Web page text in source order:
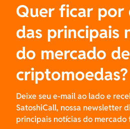
Quer ficar por
das principais
do mercado de
criptomoedas?
Deixe seu e-mail ao lado e
SatoshiCall, nossa newsletter
principais notícias do mercado